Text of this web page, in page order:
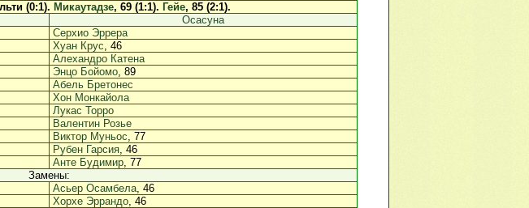
(0:1). Микаутадзе, 69 (1:1). Гейе, 85 (2:1).
Осасуна
Серхио Эррера
Хуан Крус, 46
Алехандро Катена
Энцо Бойомо, 89
Абель Бретонес
Хон Монкайола
Лукас Торро
Валентин Розье
Виктор Муньос, 77
Рубен Гарсия, 46
Анте Будимир, 77
Замены:
Асьер Осамбела, 46
Хорхе Эррандо, 46